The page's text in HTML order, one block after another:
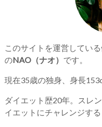
このサイトを運営してい
のNAO（ナオ） です。
現在35歳の独身、身長
ダイエット歴20年。スレ
イエットにチャレンジす